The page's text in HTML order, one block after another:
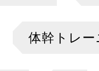
体幹トレ